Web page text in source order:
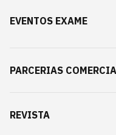
EVENTOS EXAME
PARCERIAS
REVISTA